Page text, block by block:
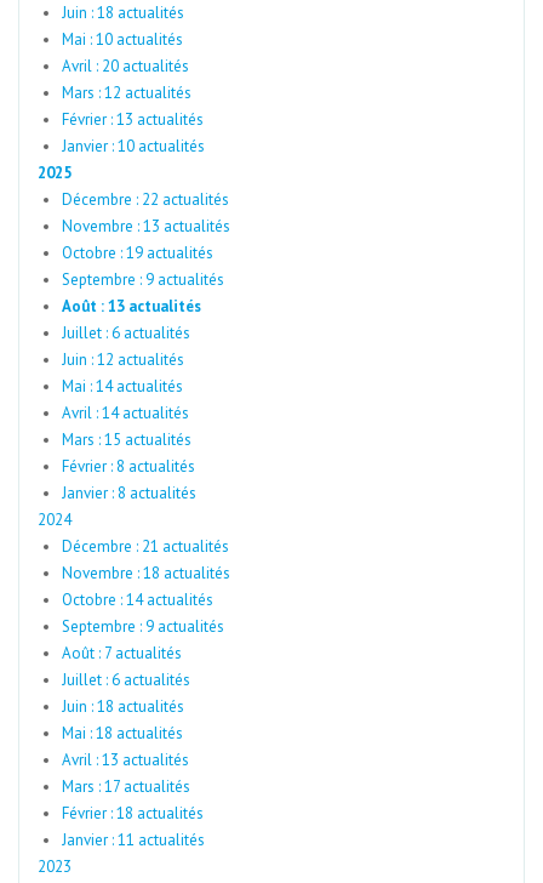
Juin : 18 actualités
Mai : 10 actualités
Avril : 20 actualités
Mars : 12 actualités
Février : 13 actualités
Janvier : 10 actualités
2025
Décembre : 22 actualités
Novembre : 13 actualités
Octobre : 19 actualités
Septembre : 9 actualités
Août : 13 actualités
Juillet : 6 actualités
Juin : 12 actualités
Mai : 14 actualités
Avril : 14 actualités
Mars : 15 actualités
Février : 8 actualités
Janvier : 8 actualités
2024
Décembre : 21 actualités
Novembre : 18 actualités
Octobre : 14 actualités
Septembre : 9 actualités
Août : 7 actualités
Juillet : 6 actualités
Juin : 18 actualités
Mai : 18 actualités
Avril : 13 actualités
Mars : 17 actualités
Février : 18 actualités
Janvier : 11 actualités
2023